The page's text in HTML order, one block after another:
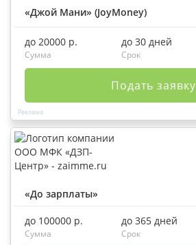
«Джой Мани» (JoyMoney)
до 20000 р.
Сумма
до 30 дней
Срок
Подать заявку
«До зарплаты»
до 100000 р.
Сумма
до 365 дней
Срок